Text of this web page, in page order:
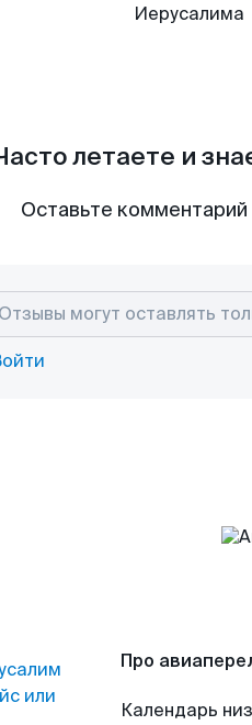
Иерусалима
летаете и
Оставьте
или
Про
Календарь